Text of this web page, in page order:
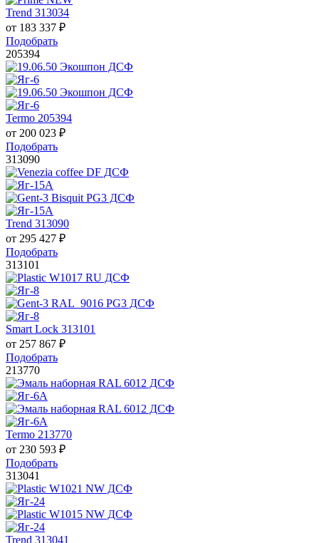
Trend 313034
от 183 337 ₽
Подобрать
205394
Termo 205394
от 200 023 ₽
Подобрать
313090
Trend 313090
от 295 427 ₽
Подобрать
313101
Smart Lock 313101
от 257 867 ₽
Подобрать
213770
Termo 213770
от 230 593 ₽
Подобрать
313041
Trend 313041